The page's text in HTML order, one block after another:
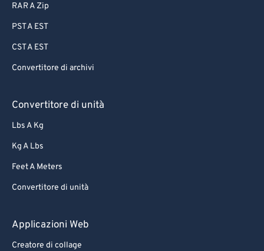
RAR A Zip
PST A EST
CST A EST
Convertitore di archivi
Convertitore di unità
Lbs A Kg
Kg A Lbs
Feet A Meters
Convertitore di unità
Applicazioni Web
Creatore di collage